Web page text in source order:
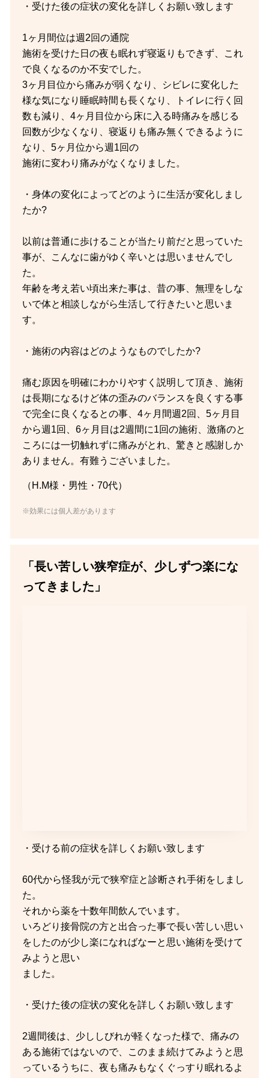
・受けた後の症状の変化を詳しくお願い致します
1ヶ月間位は週2回の通院
施術を受けた日の夜も眠れず寝返りもできず、これ
で良くなるのか不安でした。
3ヶ月目位から痛みが弱くなり、シビレに変化した
様な気になり睡眠時間も長くなり、トイレに行く回
数も減り、4ヶ月目位から床に入る時痛みを感じる
回数が少なくなり、寝返りも痛み無くできるように
なり、5ヶ月位から週1回の
施術に変わり痛みがなくなりました。
・身体の変化によってどのように生活が変化しまし
たか?
以前は普通に歩けることが当たり前だと思っていた
事が、こんなに歯がゆく辛いとは思いませんでし
た。
年齢を考え若い頃出来た事は、昔の事、無理をしな
いで体と相談しながら生活して行きたいと思いま
す。
・施術の内容はどのようなものでしたか?
痛む原因を明確にわかりやすく説明して頂き、施術
は長期になるけど体の歪みのバランスを良くする事
で完全に良くなるとの事、4ヶ月間週2回、5ヶ月目
から週1回、6ヶ月目は2週間に1回の施術、激痛のと
ころには一切触れずに痛みがとれ、驚きと感謝しか
ありません。有難うございました。
（H.M様・男性・70代）
※効果には個人差があります
「長い苦しい狭窄症が、少しずつ楽にな
ってきました」
・受ける前の症状を詳しくお願い致します
60代から怪我が元で狭窄症と診断され手術をしまし
た。
それから薬を十数年間飲んでいます。
いろどり接骨院の方と出合った事で長い苦しい思い
をしたのが少し楽になればなーと思い施術を受けて
みようと思い
ました。
・受けた後の症状の変化を詳しくお願い致します
2週間後は、少ししびれが軽くなった様で、痛みの
ある施術ではないので、このまま続けてみようと思
っているうちに、夜も痛みもなくぐっすり眠れるよ